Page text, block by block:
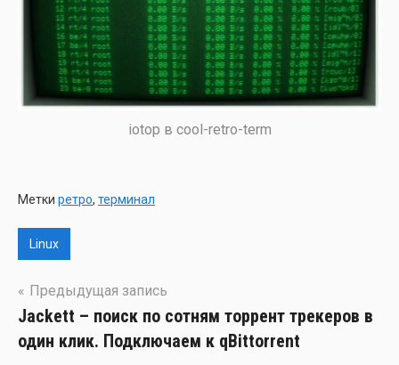
iotop в cool-retro-term
Метки ретро, терминал
Linux
Навигация
по
записям
Предыдущая запись
Jackett – поиск по сотням торрент трекеров в
один клик. Подключаем к qBittorrent